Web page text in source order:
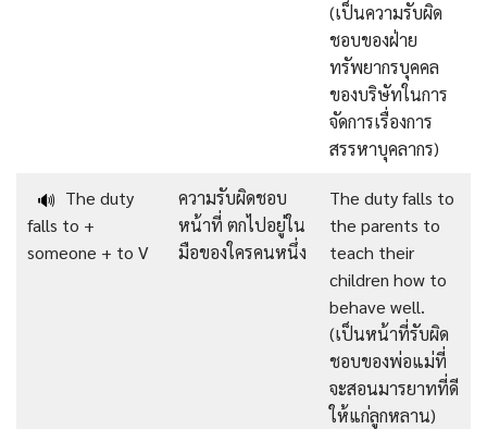
(เป็นความรับผิด
ชอบของฝ่าย
ทรัพยากรบุคคล
ของบริษัทในการ
จัดการเรื่องการ
สรรหาบุคลากร)
🔊 The duty
falls to +
someone + to V
ความรับผิดชอบ
หน้าที่ ตกไปอยู่ใน
มือของใครคนหนึ่ง
The duty falls to
the parents to
teach their
children how to
behave well.
(เป็นหน้าที่รับผิด
ชอบของพ่อแม่ที่
จะสอนมารยาทที่ดี
ให้แก่ลูกหลาน)